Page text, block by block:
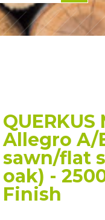
Allegro A/
sawn/flat
oak) -
Finish